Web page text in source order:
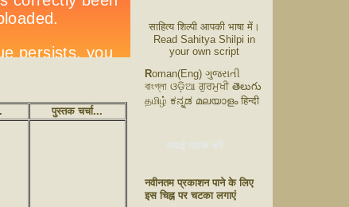
पुस्तक चर्चा...
साहित्य शिल्पी आपकी भाषा में।
Read Sahitya Shilpi in
your own script
Roman(Eng) ગુજરાતી
বাংগ্লা ଓଡ଼ିଆ ਗੁਰਮੁਖੀ తెలుగు
தமிழ் ಕನ್ನಡ മലയാളം हिन्दी
स्थाई पाठक बनें ...
नवीनतम प्रकाशन पाने के लिए
इस चिह्न पर चटका लगाएं